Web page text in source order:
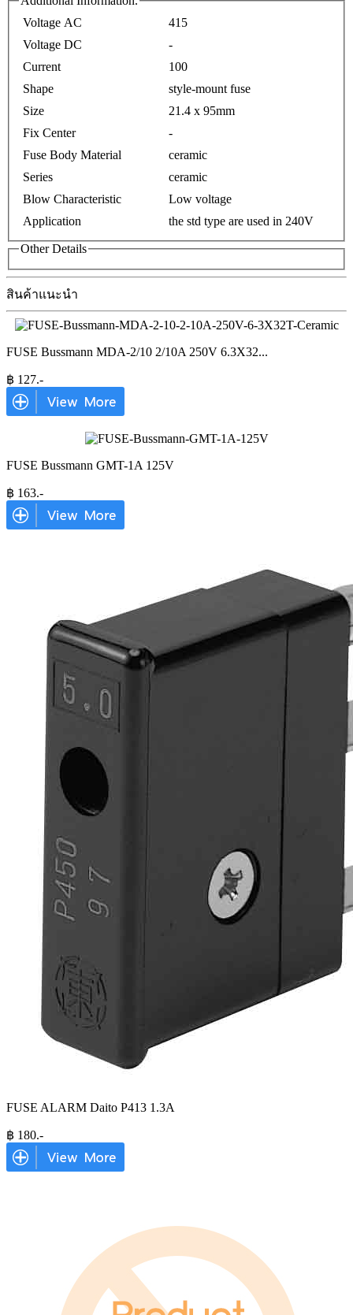
Voltage AC
415
Voltage DC
-
Current
100
Shape
style-mount fuse
Size
21.4 x 95mm
Fix Center
-
Fuse Body Material
ceramic
Series
ceramic
Blow Characteristic
Low voltage
Application
the std type are used in 240V
Other Details
สินค้าแนะนำ
FUSE Bussmann MDA-2/10 2/10A 250V 6.3X32...
฿ 127.-
FUSE Bussmann GMT-1A 125V
฿ 163.-
FUSE ALARM Daito P413 1.3A
฿ 180.-